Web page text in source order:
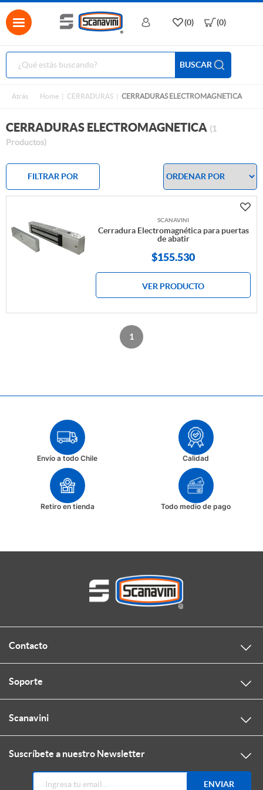
BUSCAR
(0) (0)
Atrás Home CERRADURAS CERRADURAS ELECTROMAGNETICA
CERRADURAS ELECTROMAGNETICA (1
Productos)
FILTRAR POR
SCANAVINI
Cerradura Electromagnética para puertas
de abatir
$155.530
VER PRODUCTO
1
Envío a todo Chile Calidad
Retiro en tienda Todo medio de pago
Contacto
Soporte
Scanavini
Suscríbete a nuestro Newsletter
ENVIAR